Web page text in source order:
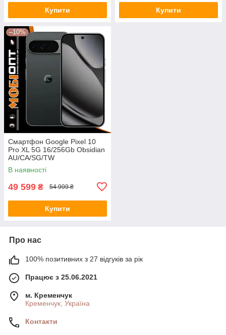
Купити Купити
–10%
Смартфон Google Pixel 10
Pro XL 5G 16/256Gb Obsidian
AU/CA/SG/TW
В наявності
49 599 ₴ 54 999 ₴
Купити
Про нас
100% позитивних з 27 відгуків за рік
Працює з 25.06.2021
м. Кременчук
Кременчук, Україна
Контакти